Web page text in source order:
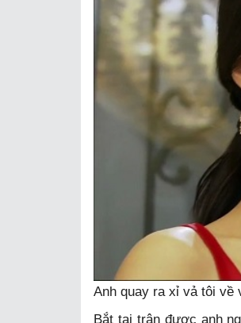
Anh quay ra xỉ vả tôi về
Bắt tại trận được anh